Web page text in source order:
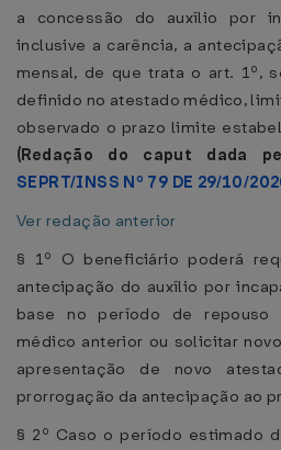
a concessão do auxílio por
inclusive a carência, a
mensal, de que trata o art. 1º,
definido no atestado médico,
observado o prazo limite
(Redação do caput dada
SEPRT/INSS Nº 79 DE 29/10/
Ver redação anterior
§ 1º O beneficiário poderá
antecipação do auxílio por
base no período de repouso
médico anterior ou solicitar
apresentação de novo
prorrogação da antecipação ao
§ 2º Caso o período estimado